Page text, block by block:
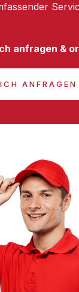
anfragen &
ANFRAGEN